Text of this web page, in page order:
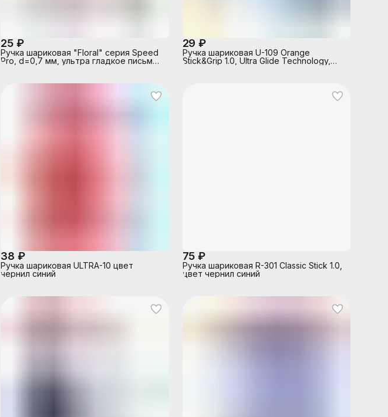
25 ₽
Ручка шариковая "Floral" серия Speed
Pro, d=0,7 мм, ультра гладкое письмо,
корпус с пластиковым держателем,
29 ₽
Ручка шариковая U-109 Orange
Stick&Grip 1.0, Ultra Glide Technology,
38 ₽
Ручка шариковая ULTRA-10 цвет
чернил синий
75 ₽
Ручка шариковая R-301 Classic Stick 1.0,
цвет чернил синий